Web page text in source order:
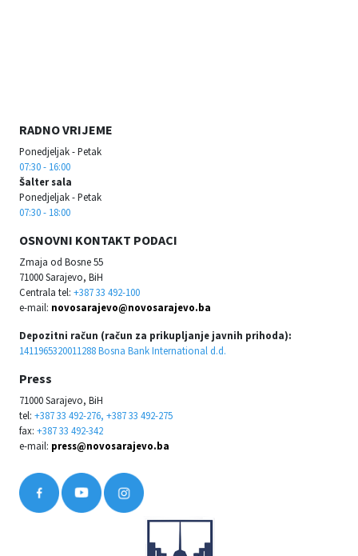
RADNO VRIJEME
Ponedjeljak - Petak
07:30 - 16:00
Šalter sala
Ponedjeljak - Petak
07:30 - 18:00
OSNOVNI KONTAKT PODACI
Zmaja od Bosne 55
71000 Sarajevo, BiH
Centrala tel: +387 33 492-100
e-mail: novosarajevo@novosarajevo.ba
Depozitni račun (račun za prikupljanje javnih prihoda):
1411965320011288 Bosna Bank International d.d.
Press
71000 Sarajevo, BiH
tel: +387 33 492-276, +387 33 492-275
fax: +387 33 492-342
e-mail: press@novosarajevo.ba